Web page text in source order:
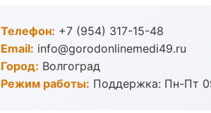
Телефон: +7 (954) 317-15-48
Email: info@gorodonlinemedi49.ru
Город: Волгоград
Режим работы: Поддержка: Пн-Пт